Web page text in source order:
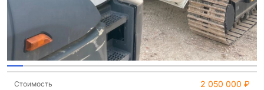
Ещё 22
Стоимость
2 050 000 ₽